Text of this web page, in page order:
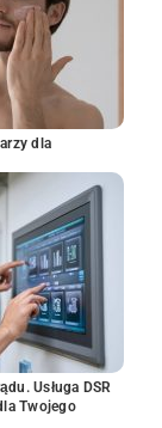
dla
Usługa DSR
Twojego